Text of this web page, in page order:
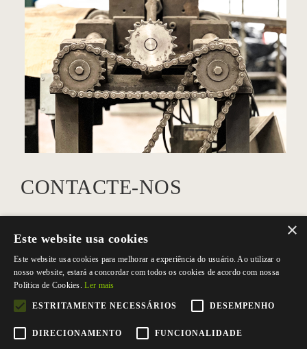
CONTACTE-NOS
Fax +351 256 838 740
Rua dos Açores, 75 Zona Industrial nº1
3700-018 S. João da Madeira
E:
×
Este website usa cookies
Este website usa cookies para melhorar a experiência do usuário. Ao utilizar o
nosso website, estará a concordar com todos os cookies de acordo com nossa
Política de Cookies.Ler mais
ESTRITAMENTE NECESSÁRIOS DESEMPENHO
DIRECIONAMENTO FUNCIONALIDADE